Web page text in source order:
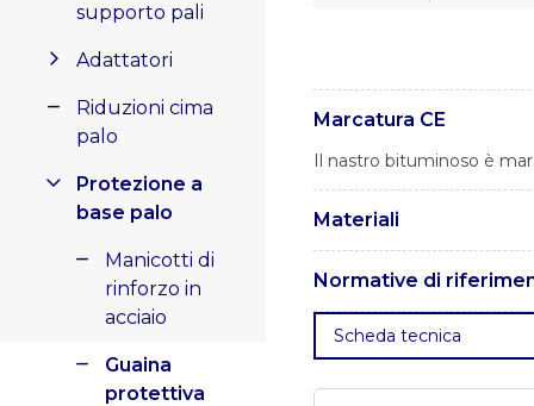
supporto pali
Adattatori
Riduzioni cima
palo
Protezione a
base palo
Manicotti di
rinforzo in
acciaio
Guaina
protettiva
Marcatura CE
Il nastro bituminoso è
Materiali
metallica in alluminio
Normative di
. EN 12311-1: Normativa
impermeabili.
. EN 13501-1:
Scheda tecnica